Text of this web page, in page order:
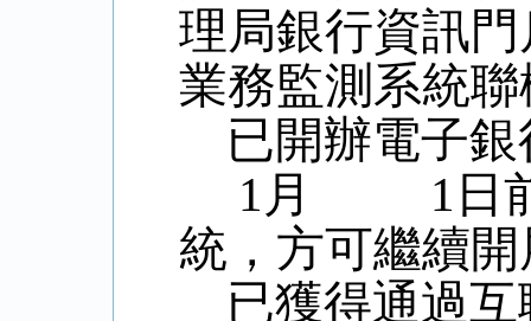
理局銀行資訊
業務監測系統
已開辦電子
1 月 1 日
統，方可繼續
已獲得通過